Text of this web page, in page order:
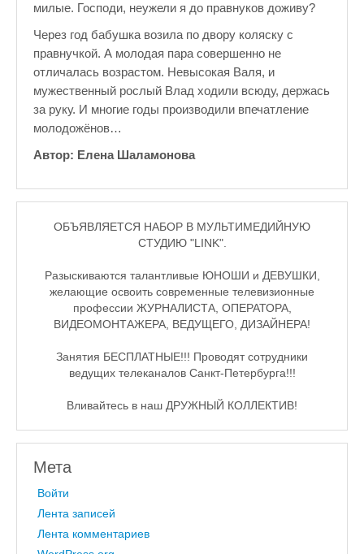
милые. Господи, неужели я до правнуков доживу?
Через год бабушка возила по двору коляску с
правнучкой. А молодая пара совершенно не
отличалась возрастом. Невысокая Валя, и
мужественный рослый Влад ходили всюду, держась
за руку. И многие годы производили впечатление
молодожёнов…
Автор: Елена Шаламонова
ОБЪЯВЛЯЕТСЯ НАБОР В МУЛЬТИМЕДИЙНУЮ
СТУДИЮ "LINK".
Разыскиваются талантливые ЮНОШИ и ДЕВУШКИ,
желающие освоить современные телевизионные
профессии ЖУРНАЛИСТА, ОПЕРАТОРА,
ВИДЕОМОНТАЖЕРА, ВЕДУЩЕГО, ДИЗАЙНЕРА!
Занятия БЕСПЛАТНЫЕ!!! Проводят сотрудники
ведущих телеканалов Санкт-Петербурга!!!
Вливайтесь в наш ДРУЖНЫЙ КОЛЛЕКТИВ!
Мета
Войти
Лента записей
Лента комментариев